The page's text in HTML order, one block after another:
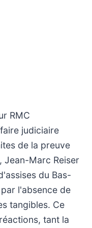
RMC
judiciaire
de la preuve
Jean-Marc Reiser
du Bas-
l'absence de
tangibles. Ce
tant la